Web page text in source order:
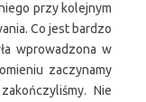
przy kolejnym
Co jest bardzo
wprowadzona w
zaczynamy
Nie